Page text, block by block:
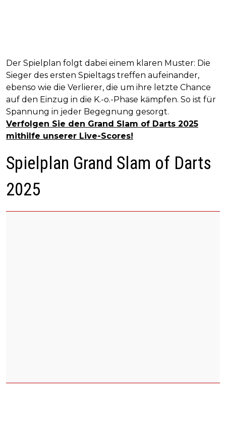
Der Spielplan folgt dabei einem klaren Muster: Die
Sieger des ersten Spieltags treffen aufeinander,
ebenso wie die Verlierer, die um ihre letzte Chance
auf den Einzug in die K.-o.-Phase kämpfen. So ist für
Spannung in jeder Begegnung gesorgt.
Verfolgen Sie den Grand Slam of Darts 2025
mithilfe unserer Live-Scores!
Spielplan Grand Slam of Darts
2025